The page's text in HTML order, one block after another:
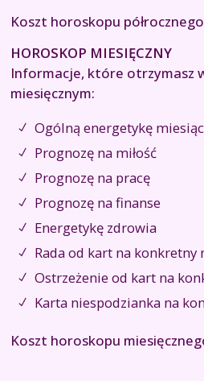
Koszt horoskopu
HOROSKOP MIESIĘCZNY
Informacje, które otrzymasz
miesięcznym:
Ogólną energetykę
Prognozę na miłość
Prognozę na pracę
Prognozę na finanse
Energetykę zdrowia
Rada od kart na konkretny
Ostrzeżenie od kart na
Karta niespodzianka na
Koszt horoskopu